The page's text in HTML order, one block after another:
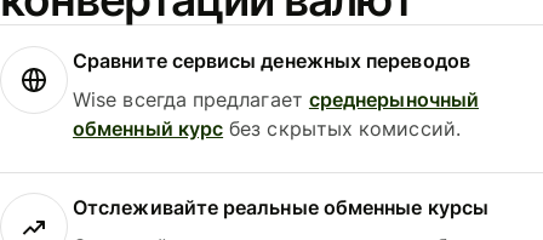
Сравните сервисы денежных переводов
Wise всегда предлагает среднерыночный
обменный курс без скрытых комиссий.
Отслеживайте реальные обменные курсы